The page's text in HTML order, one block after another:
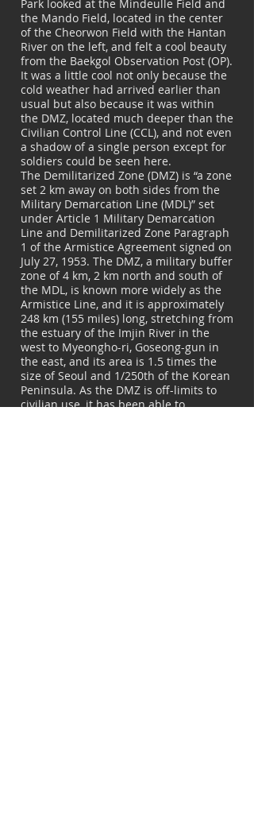
Park looked at the Mindeulle Field and
the Mando Field, located in the center
of the Cheorwon Field with the Hantan
River on the left, and felt a cool beauty
from the Baekgol Observation Post (OP).
It was a little cool not only because the
cold weather had arrived earlier than
usual but also because it was within
the DMZ, located much deeper than the
Civilian Control Line (CCL), and not even
a shadow of a single person except for
soldiers could be seen here.
The Demilitarized Zone (DMZ) is “a zone
set 2 km away on both sides from the
Military Demarcation Line (MDL)” set
under Article 1 Military Demarcation
Line and Demilitarized Zone Paragraph
1 of the Armistice Agreement signed on
July 27, 1953. The DMZ, a military buffer
zone of 4 km, 2 km north and south of
the MDL, is known more widely as the
Armistice Line, and it is approximately
248 km (155 miles) long, stretching from
the estuary of the Imjin River in the
west to Myeongho-ri, Goseong-gun in
the east, and its area is 1.5 times the
size of Seoul and 1/250th of the Korean
Peninsula. As the DMZ is off-limits to
civilian use, it has been able to